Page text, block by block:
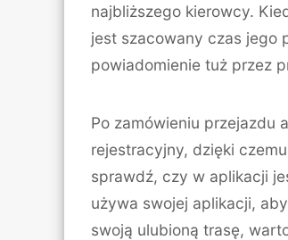
najbliższego kierowcy.
jest szacowany czas jego
powiadomienie tuż przez
Po zamówieniu przejazdu
rejestracyjny, dzięki
sprawdź, czy w aplikacji
używa swojej aplikacji,
swoją ulubioną trasę,